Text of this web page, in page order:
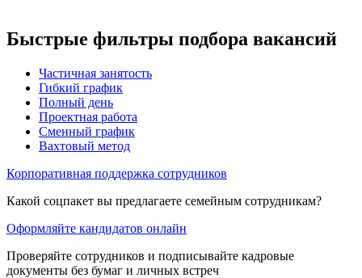
Быстрые фильтры подбора вакансий
Частичная занятость
Гибкий график
Полный день
Проектная работа
Сменный график
Вахтовый метод
Корпоративная поддержка сотрудников
Какой соцпакет вы предлагаете семейным сотрудникам?
Оформляйте кандидатов онлайн
Проверяйте сотрудников и подписывайте кадровые
документы без бумаг и личных встреч